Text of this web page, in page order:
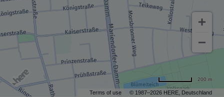
Terms of use © 1987–2026 HERE, Deutschland
200 m